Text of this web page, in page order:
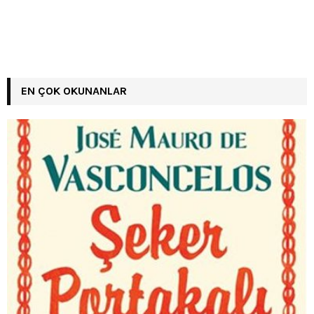
EN ÇOK OKUNANLAR